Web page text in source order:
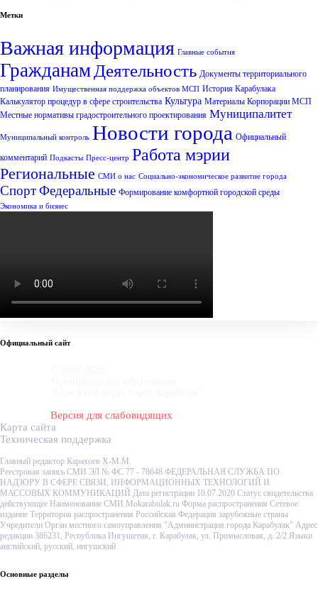
Метки
Важная информация Главные события
Гражданам Деятельность Документы территориального
планирования Имущественная поддержка объектов МСП История Карабулака
Калькулятор процедур в сфере строительства Культура Материалы Корпорации МСП
Местные нормативы градостроительного проектирования Муниципалитет
Муниципальный контроль Новости города Официальный
комментарий Подкасты Пресс-центр Работа мэрии
Региональные СМИ о нас Социально-экономическое развитие города
СпортФедеральные Формирование комфортной городской среды
Экономика и бизнес
Официальный сайт
Версия для слабовидящих
Карта сайта
Техническая поддержка
Главный редактор Карахоев Х-М.М.
Реестровая запись СМИ ЭЛ № ФС 77 - 78648 ФЕДЕРАЛЬНАЯ СЛУЖБА ПО
НАДЗОРУ В СФЕРЕ СВЯЗИ, ИНФОРМАЦИОННЫХ ТЕХНОЛОГИЙ И
МАССОВЫХ КОММУНИКАЦИЙ Дата регистрации 10.07.2020 Статус свидетельства
действующее Наименование СМИ Mokarabulak.ru Форма распространения Сетевое
издание Территория распространения Российская Федерация зарубежные страны
Учредители Орган местного самоуправления "Администрация города Карабулак" Адрес
редакции 386231, Республика Ингушетия, г. Карабулак, ул. Промысловая, д. 2/2 Языки
английский, русский, ингушский
Основные разделы